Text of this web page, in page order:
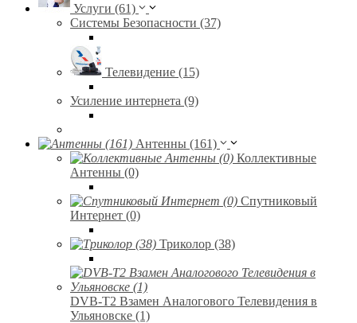
Услуги (61)
Системы Безопасности (37)
Телевидение (15)
Усиление интернета (9)
Антенны (161)
Коллективные
Антенны (0)
Спутниковый
Интернет (0)
Триколор (38)
DVB-T2 Взамен Аналогового Телевидения в
Ульяновске (1)